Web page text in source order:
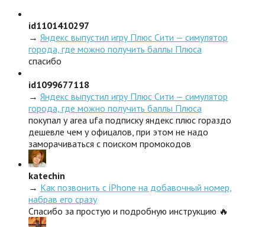
id1101410297
→ Яндекс выпустил игру Плюс Сити — симулятор
города, где можно получить баллы Плюса
спасибо
id1099677118
→ Яндекс выпустил игру Плюс Сити — симулятор
города, где можно получить баллы Плюса
покупал у area ufa подписку яндекс плюс гораздо
дешевле чем у офицалов, при этом не надо
заморачиваться с поиском промокодов
katechin
→ Как позвонить с iPhone на добавочный номер,
набрав его сразу
Спасибо за простую и подробную инструкцию 🔥